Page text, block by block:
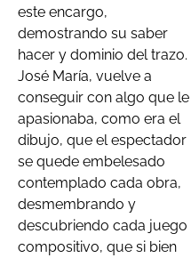
este encargo,
demostrando su saber
hacer y dominio del trazo.
José María, vuelve a
conseguir con algo que le
apasionaba, como era el
dibujo, que el espectador
se quede embelesado
contemplado cada obra,
desmembrando y
descubriendo cada juego
compositivo, que si bien